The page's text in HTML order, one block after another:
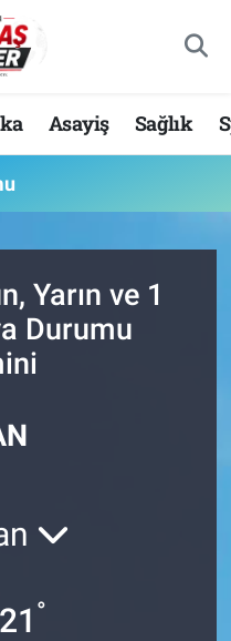
Asayiş Sağlık
Yarın ve 1
Durumu
21 °
Fikstür